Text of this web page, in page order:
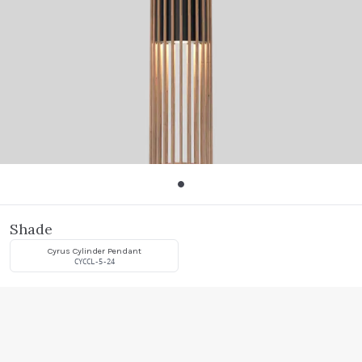
Shade
Cyrus Cylinder Pendant
CYCCL-5-24